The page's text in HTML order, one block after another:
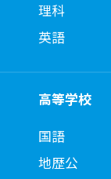
理科
英語
高等学校
国語
地歴公